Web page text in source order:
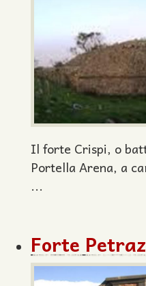
Il forte Crispi, o
Portella Arena, a
...
Forte